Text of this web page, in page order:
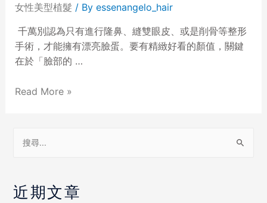
女性美型植髮 / By essenangelo_hair
千萬別認為只有進行隆鼻、縫雙眼皮、或是削骨等整形
手術，才能擁有漂亮臉蛋。要有精緻好看的顏值，關鍵
在於「臉部的 …
Read More »
近期文章